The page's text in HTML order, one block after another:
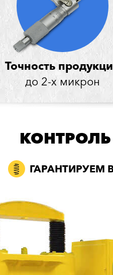
Точность
до 2-х микрон
ГАРАНТИРУЕМ